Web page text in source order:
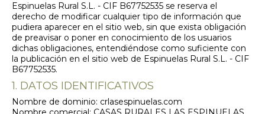
Espinuelas Rural S.L. - CIF B67752535 se reserva el
derecho de modificar cualquier tipo de información que
pudiera aparecer en el sitio web, sin que exista obligación
de preavisar o poner en conocimiento de los usuarios
dichas obligaciones, entendiéndose como suficiente con
la publicación en el sitio web de Espinuelas Rural S.L. - CIF
B67752535.
1. DATOS IDENTIFICATIVOS
Nombre de dominio: crlasespinuelas.com